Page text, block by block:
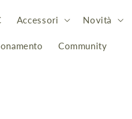
Accessori Novità
Community
/
A